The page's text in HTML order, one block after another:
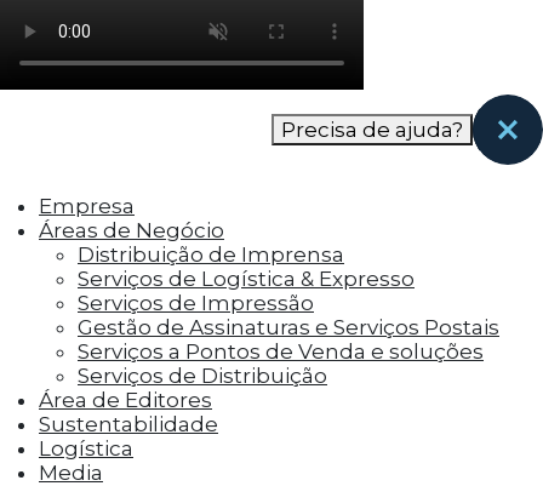
como os visitantes interagem com o site. Esses
cookies ajudam a fornecer informações sobre
as métricas do número de visitantes, taxa de
rejeição, origem do tráfego, etc.
funcionalidades, como compartilhar o
conteúdo do site em plataformas de social
media, coletar feedbacks e outros recursos de
terceiros.
Cookies Marketing
Os cookies de marketing são usados para
entregar aos visitantes anúncios
personalizados com base nas páginas que eles
visitaram antes e analisar a eficácia da
campanha publicitária.
Precisa de ajuda?
Empresa
Áreas de Negócio
Distribuição de Imprensa
Serviços de Logística & Expresso
Serviços de Impressão
Gestão de Assinaturas e Serviços Postais
Serviços a Pontos de Venda e soluções
Serviços de Distribuição
Área de Editores
Sustentabilidade
Logística
Media